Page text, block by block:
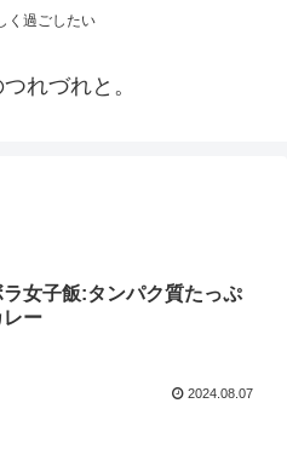
く過ごしたい
れづれと。
ラ女子飯:タンパク質たっぷ
レー
2024.08.07